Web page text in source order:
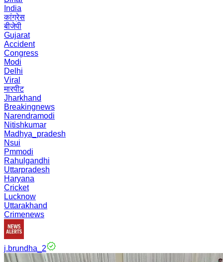
India
कांग्रेस
बीजेपी
Gujarat
Accident
Congress
Modi
Delhi
Viral
मारपीट
Jharkhand
Breakingnews
Narendramodi
Nitishkumar
Madhya_pradesh
Nsui
Pmmodi
Rahulgandhi
Uttarpradesh
Haryana
Cricket
Lucknow
Uttarakhand
Crimenews
j.brundha_2